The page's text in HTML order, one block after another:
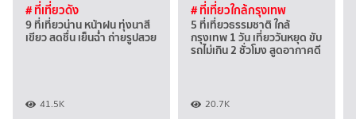
# ที่เที่ยวดัง
9 ที่เที่ยวน่าน หน้าฝน ทุ่งนาสี
เขียว สดชื่น เย็นฉ่ำ ถ่ายรูปสวย
41.5K
# ที่เที่ยวใกล้กรุงเทพ
5 ที่เที่ยวธรรมชาติ ใกล้
กรุงเทพ 1 วัน เที่ยววันหยุด ขับ
รถไม่เกิน 2 ชั่วโมง สูดอากาศดี
20.7K